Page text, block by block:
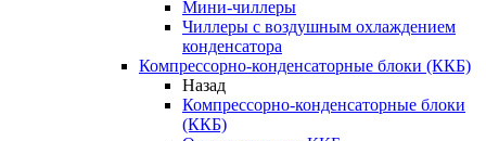
Мини-чиллеры
Чиллеры с воздушным охлаждением
конденсатора
Компрессорно-конденсаторные блоки (ККБ)
Назад
Компрессорно-конденсаторные блоки
(ККБ)